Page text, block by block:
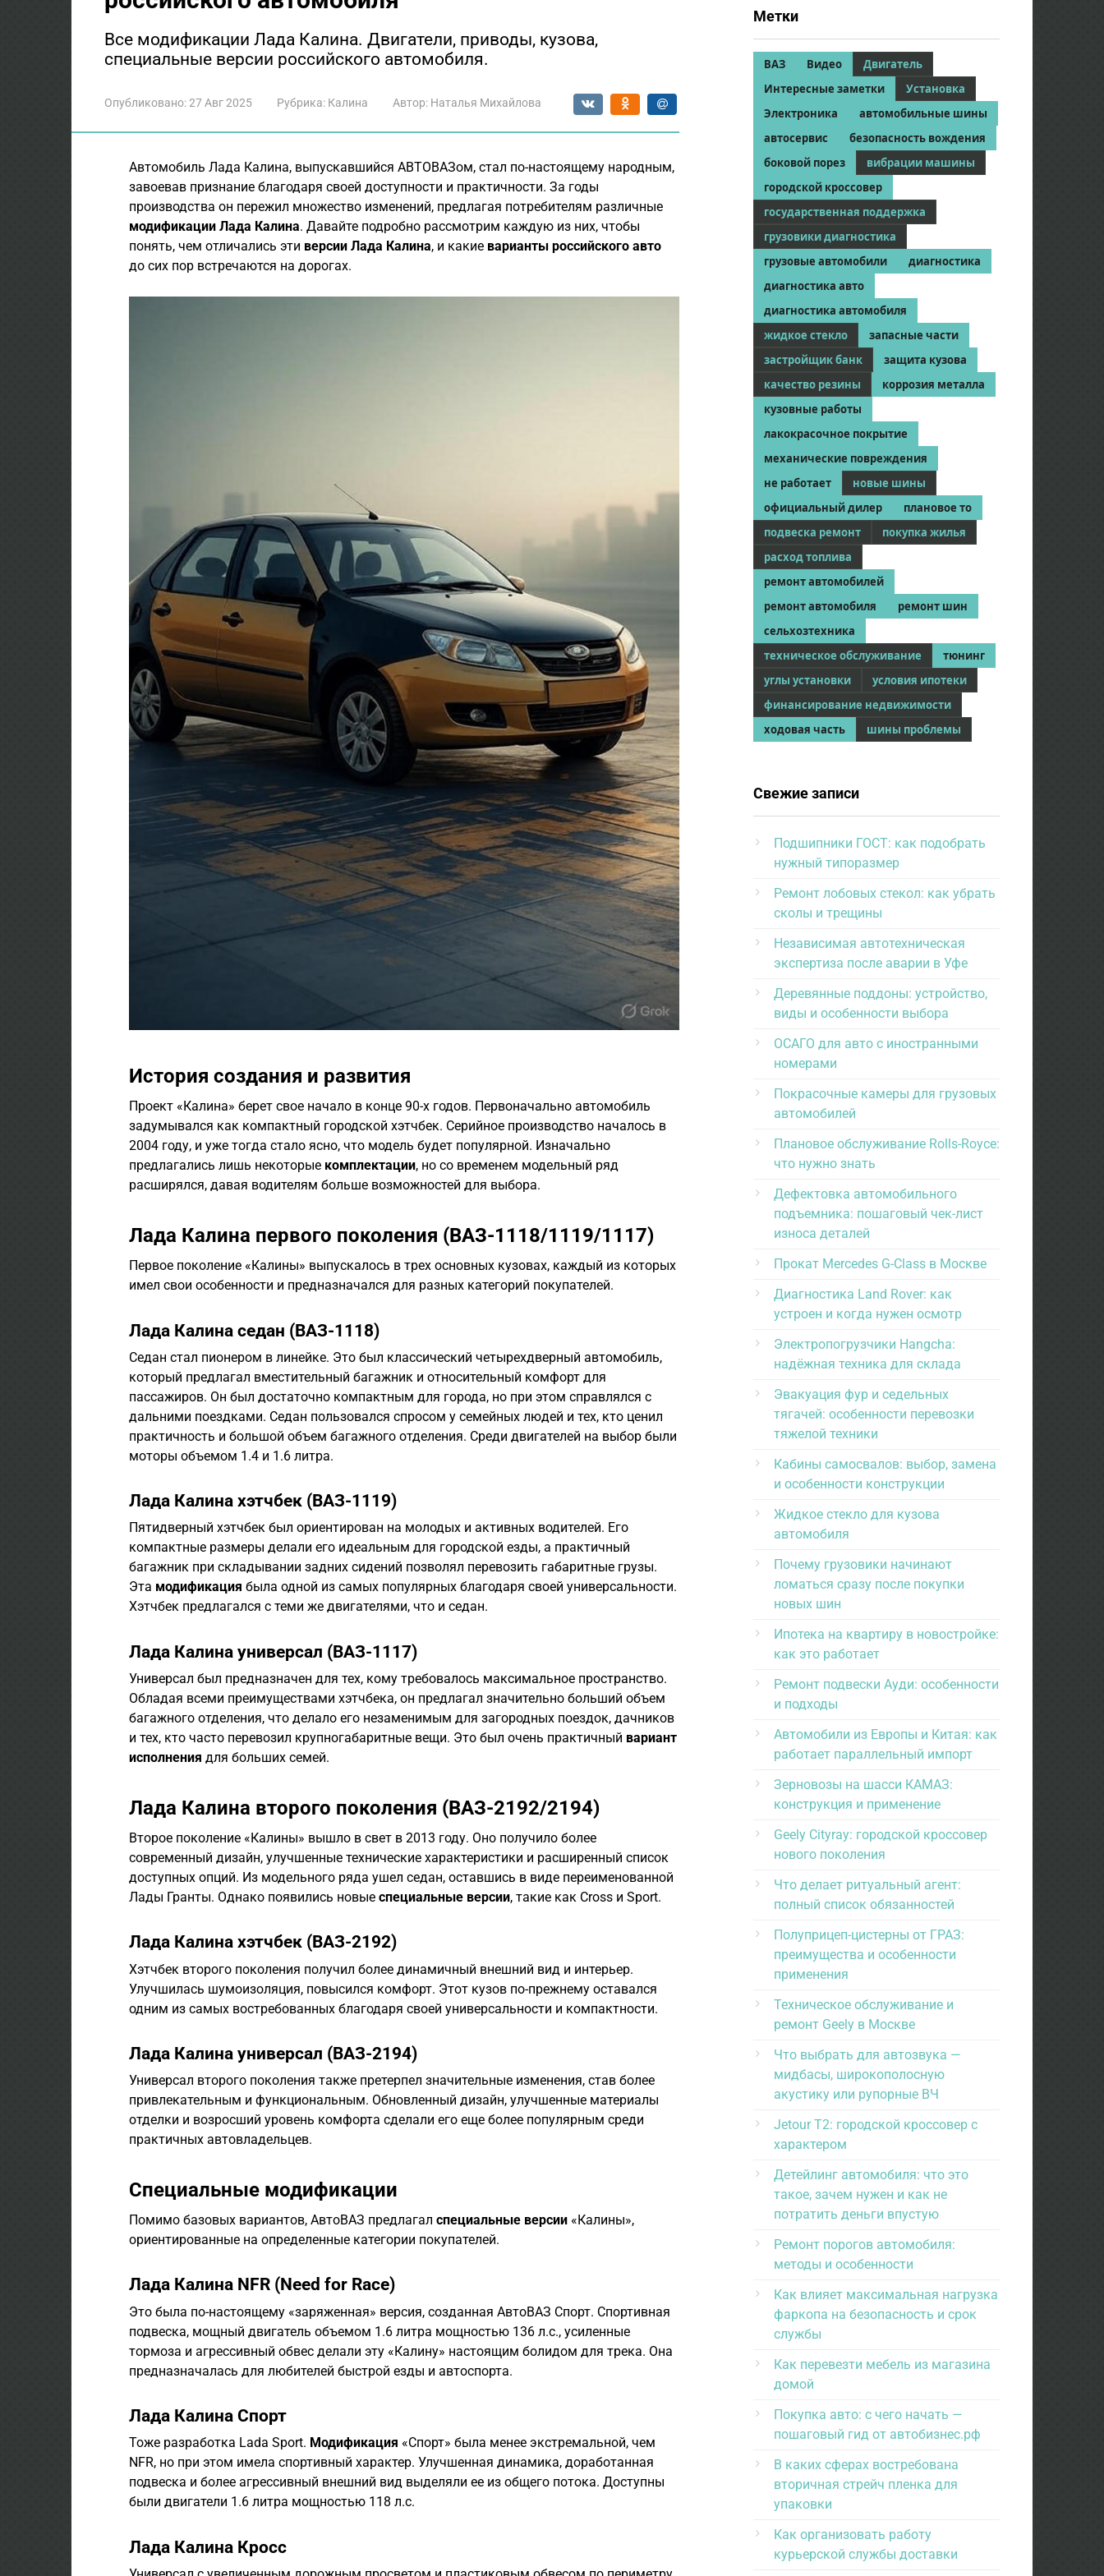
Все модификации Лада Калина. Двигатели, приводы, кузова,
специальные версии российского автомобиля.
Опубликовано:27 Авг 2025 Рубрика: Калина Автор: Наталья Михайлова
Автомобиль Лада Калина, выпускавшийся АВТОВАЗом, стал по-настоящему народным,
завоевав признание благодаря своей доступности и практичности. За годы
производства он пережил множество изменений, предлагая потребителям различные
модификации Лада Калина. Давайте подробно рассмотрим каждую из них, чтобы
понять, чем отличались эти версии Лада Калина, и какие варианты российского авто
до сих пор встречаются на дорогах.
История создания и развития
Проект «Калина» берет свое начало в конце 90-х годов. Первоначально автомобиль
задумывался как компактный городской хэтчбек. Серийное производство началось в
2004 году, и уже тогда стало ясно, что модель будет популярной. Изначально
предлагались лишь некоторые комплектации, но со временем модельный ряд
расширялся, давая водителям больше возможностей для выбора.
Лада Калина первого поколения (ВАЗ-1118/1119/1117)
Первое поколение «Калины» выпускалось в трех основных кузовах, каждый из которых
имел свои особенности и предназначался для разных категорий покупателей.
Лада Калина седан (ВАЗ-1118)
Седан стал пионером в линейке. Это был классический четырехдверный автомобиль,
который предлагал вместительный багажник и относительный комфорт для
пассажиров. Он был достаточно компактным для города, но при этом справлялся с
дальними поездками. Седан пользовался спросом у семейных людей и тех, кто ценил
практичность и большой объем багажного отделения. Среди двигателей на выбор были
моторы объемом 1.4 и 1.6 литра.
Лада Калина хэтчбек (ВАЗ-1119)
Пятидверный хэтчбек был ориентирован на молодых и активных водителей. Его
компактные размеры делали его идеальным для городской езды, а практичный
багажник при складывании задних сидений позволял перевозить габаритные грузы.
Эта модификация была одной из самых популярных благодаря своей универсальности.
Хэтчбек предлагался с теми же двигателями, что и седан.
Лада Калина универсал (ВАЗ-1117)
Универсал был предназначен для тех, кому требовалось максимальное пространство.
Обладая всеми преимуществами хэтчбека, он предлагал значительно больший объем
багажного отделения, что делало его незаменимым для загородных поездок, дачников
и тех, кто часто перевозил крупногабаритные вещи. Это был очень практичный вариант
исполнения для больших семей.
Лада Калина второго поколения (ВАЗ-2192/2194)
Второе поколение «Калины» вышло в свет в 2013 году. Оно получило более
современный дизайн, улучшенные технические характеристики и расширенный список
доступных опций. Из модельного ряда ушел седан, оставшись в виде переименованной
Лады Гранты. Однако появились новые специальные версии, такие как Cross и Sport.
Лада Калина хэтчбек (ВАЗ-2192)
Хэтчбек второго поколения получил более динамичный внешний вид и интерьер.
Улучшилась шумоизоляция, повысился комфорт. Этот кузов по-прежнему оставался
одним из самых востребованных благодаря своей универсальности и компактности.
Лада Калина универсал (ВАЗ-2194)
Универсал второго поколения также претерпел значительные изменения, став более
привлекательным и функциональным. Обновленный дизайн, улучшенные материалы
отделки и возросший уровень комфорта сделали его еще более популярным среди
практичных автовладельцев.
Специальные модификации
Помимо базовых вариантов, АвтоВАЗ предлагал специальные версии «Калины»,
ориентированные на определенные категории покупателей.
Лада Калина NFR (Need for Race)
Это была по-настоящему «заряженная» версия, созданная АвтоВАЗ Спорт. Спортивная
подвеска, мощный двигатель объемом 1.6 литра мощностью 136 л.с., усиленные
тормоза и агрессивный обвес делали эту «Калину» настоящим болидом для трека. Она
предназначалась для любителей быстрой езды и автоспорта.
Лада Калина Спорт
Тоже разработка Lada Sport. Модификация «Спорт» была менее экстремальной, чем
NFR, но при этом имела спортивный характер. Улучшенная динамика, доработанная
подвеска и более агрессивный внешний вид выделяли ее из общего потока. Доступны
были двигатели 1.6 литра мощностью 118 л.с.
Лада Калина Кросс
Метки
ВАЗ Видео
Двигатель
Интересные заметки
Установка
Электроника
автомобильные шины
автосервис
безопасность вождения
боковой порез
вибрации машины
городской кроссовер
государственная поддержка
грузовики диагностика
грузовые автомобили
диагностика
диагностика авто
диагностика автомобиля
жидкое стекло
запасные части
застройщик банк
защита кузова
качество резины
коррозия металла
кузовные работы
лакокрасочное покрытие
механические повреждения
не работает
новые шины
официальный дилер
плановое то
подвеска ремонт
покупка жилья
расход топлива
ремонт автомобилей
ремонт автомобиля
ремонт шин
сельхозтехника
техническое обслуживание
тюнинг
углы установки
условия ипотеки
финансирование недвижимости
ходовая часть
шины проблемы
Свежие записи
Подшипники ГОСТ: как подобрать
нужный типоразмер
Ремонт лобовых стекол: как убрать
сколы и трещины
Независимая автотехническая
экспертиза после аварии в Уфе
Деревянные поддоны: устройство,
виды и особенности выбора
ОСАГО для авто с иностранными
номерами
Покрасочные камеры для грузовых
автомобилей
Плановое обслуживание Rolls-Royce:
что нужно знать
Дефектовка автомобильного
подъемника: пошаговый чек-лист
износа деталей
Прокат Mercedes G-Class в Москве
Диагностика Land Rover: как
устроен и когда нужен осмотр
Электропогрузчики Hangcha:
надёжная техника для склада
Эвакуация фур и седельных
тягачей: особенности перевозки
тяжелой техники
Кабины самосвалов: выбор, замена
и особенности конструкции
Жидкое стекло для кузова
автомобиля
Почему грузовики начинают
ломаться сразу после покупки
новых шин
Ипотека на квартиру в новостройке:
как это работает
Ремонт подвески Ауди: особенности
и подходы
Автомобили из Европы и Китая: как
работает параллельный импорт
Зерновозы на шасси КАМАЗ:
конструкция и применение
Geely Cityray: городской кроссовер
нового поколения
Что делает ритуальный агент:
полный список обязанностей
Полуприцеп-цистерны от ГРАЗ:
преимущества и особенности
применения
Техническое обслуживание и
ремонт Geely в Москве
Что выбрать для автозвука —
мидбасы, широкополосную
акустику или рупорные ВЧ
Jetour T2: городской кроссовер с
характером
Детейлинг автомобиля: что это
такое, зачем нужен и как не
потратить деньги впустую
Ремонт порогов автомобиля:
методы и особенности
Как влияет максимальная нагрузка
фаркопа на безопасность и срок
службы
Как перевезти мебель из магазина
домой
Покупка авто: с чего начать —
пошаговый гид от автобизнес.рф
В каких сферах востребована
вторичная стрейч пленка для
упаковки
Как организовать работу
курьерской службы доставки